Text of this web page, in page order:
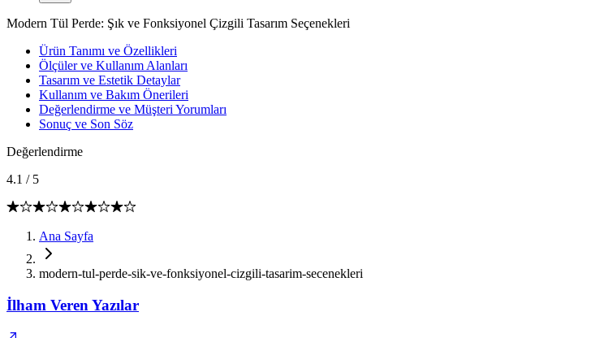
Modern Tül Perde: Şık ve Fonksiyonel Çizgili Tasarım Seçenekleri
Ürün Tanımı ve Özellikleri
Ölçüler ve Kullanım Alanları
Tasarım ve Estetik Detaylar
Kullanım ve Bakım Önerileri
Değerlendirme ve Müşteri Yorumları
Sonuç ve Son Söz
Değerlendirme
4.1 / 5
Ana Sayfa
modern-tul-perde-sik-ve-fonksiyonel-cizgili-tasarim-secenekleri
İlham Veren Yazılar